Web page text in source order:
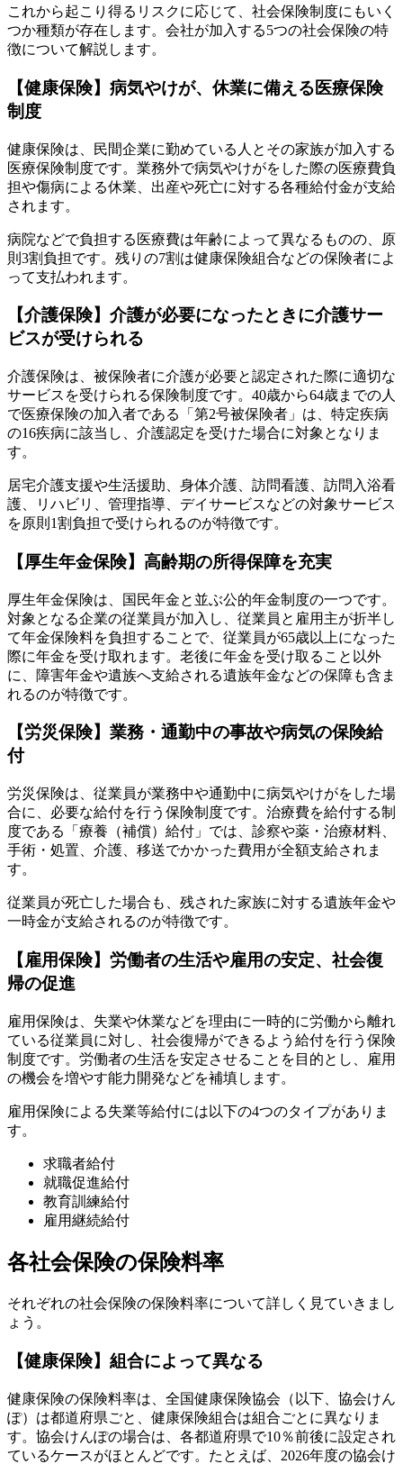
これから起こり得るリスクに応じて、社会保険制度にもいく
つか種類が存在します。会社が加入する5つの社会保険の特
徴について解説します。
【健康保険】病気やけが、休業に備える医療保険
制度
健康保険は、民間企業に勤めている人とその家族が加入する
医療保険制度です。業務外で病気やけがをした際の医療費負
担や傷病による休業、出産や死亡に対する各種給付金が支給
されます。
病院などで負担する医療費は年齢によって異なるものの、原
則3割負担です。残りの7割は健康保険組合などの保険者によ
って支払われます。
【介護保険】介護が必要になったときに介護サー
ビスが受けられる
介護保険は、被保険者に介護が必要と認定された際に適切な
サービスを受けられる保険制度です。40歳から64歳までの人
で医療保険の加入者である「第2号被保険者」は、特定疾病
の16疾病に該当し、介護認定を受けた場合に対象となりま
す。
居宅介護支援や生活援助、身体介護、訪問看護、訪問入浴看
護、リハビリ、管理指導、デイサービスなどの対象サービス
を原則1割負担で受けられるのが特徴です。
【厚生年金保険】高齢期の所得保障を充実
厚生年金保険は、国民年金と並ぶ公的年金制度の一つです。
対象となる企業の従業員が加入し、従業員と雇用主が折半し
て年金保険料を負担することで、従業員が65歳以上になった
際に年金を受け取れます。老後に年金を受け取ること以外
に、障害年金や遺族へ支給される遺族年金などの保障も含ま
れるのが特徴です。
【労災保険】業務・通勤中の事故や病気の保険給
付
労災保険は、従業員が業務中や通勤中に病気やけがをした場
合に、必要な給付を行う保険制度です。治療費を給付する制
度である「療養（補償）給付」では、診察や薬・治療材料、
手術・処置、介護、移送でかかった費用が全額支給されま
す。
従業員が死亡した場合も、残された家族に対する遺族年金や
一時金が支給されるのが特徴です。
【雇用保険】労働者の生活や雇用の安定、社会復
帰の促進
雇用保険は、失業や休業などを理由に一時的に労働から離れ
ている従業員に対し、社会復帰ができるよう給付を行う保険
制度です。労働者の生活を安定させることを目的とし、雇用
の機会を増やす能力開発などを補填します。
雇用保険による失業等給付には以下の4つのタイプがありま
す。
求職者給付
就職促進給付
教育訓練給付
雇用継続給付
各社会保険の保険料率
それぞれの社会保険の保険料率について詳しく見ていきまし
ょう。
【健康保険】組合によって異なる
健康保険の保険料率は、全国健康保険協会（以下、協会けん
ぽ）は都道府県ごと、健康保険組合は組合ごとに異なりま
す。協会けんぽの場合は、各都道府県で10％前後に設定され
ているケースがほとんどです。たとえば、2026年度の協会け